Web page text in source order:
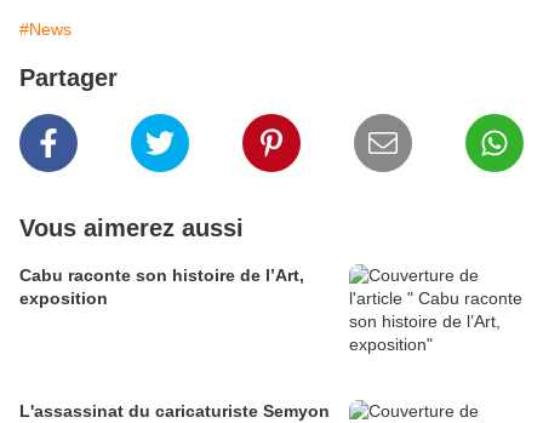
#News
Partager
Vous aimerez aussi
Cabu raconte son histoire de l’Art,
exposition
L'assassinat du caricaturiste Semyon